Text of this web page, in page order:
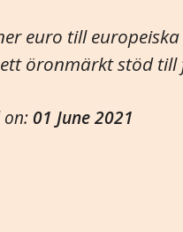
euro till
öronmärkt stöd till
on: 01 June 2021